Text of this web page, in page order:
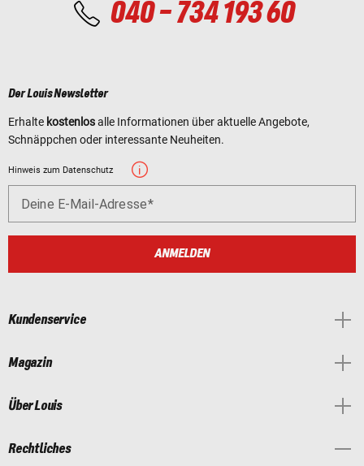
040 - 734 193 60
Der Louis Newsletter
Erhalte kostenlosalle Informationen über aktuelle Angebote,
Schnäppchen oder interessante Neuheiten.
Hinweis zum Datenschutz
Deine E-Mail-Adresse
ANMELDEN
Kundenservice
Magazin
Über Louis
Rechtliches